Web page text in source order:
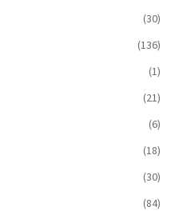
(30)
(136)
(1)
(21)
(6)
(18)
(30)
(84)